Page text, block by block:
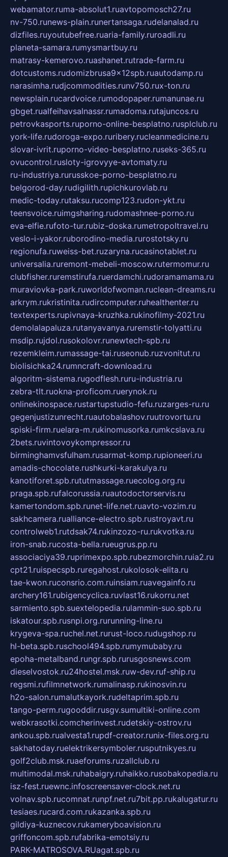
webamator.ruma-absolut1.ruavtopomosch27.ru
nv-750.runews-plain.runertansaga.rudelanalad.ru
dizfiles.ruyoutubefree.ruaria-family.ruroadli.ru
planeta-samara.rumysmartbuy.ru
matrasy-kemerovo.ruashanet.rutrade-farm.ru
dotcustoms.rudomizbrusa9x12spb.ruautodamp.ru
narasimha.rudjcommodities.runv750.rux-ton.ru
newsplain.rucardvoice.rumodopaper.rumanunae.ru
gbget.rualfeihavsalnassr.rumadoma.rutajuncos.ru
petrovkasports.ruporno-online-besplatno.rusplclub.ru
york-life.rudoroga-expo.ruribery.rucleanmedicine.ru
slovar-ivrit.ruporno-video-besplatno.ruseks-365.ru
ovucontrol.rusloty-igrovyye-avtomaty.ru
ru-industriya.rurusskoe-porno-besplatno.ru
belgorod-day.rudigilith.rupichkurovlab.ru
medic-today.rutaksu.rucomp123.rudon-ykt.ru
teensvoice.ruimgsharing.rudomashnee-porno.ru
eva-elfie.rufoto-tur.rubiz-doska.rumetropoltravel.ru
veslo-i-yakor.ruborodino-media.rurostotsky.ru
regionufa.ruweiss-bet.ruzaryna.rucasinotablet.ru
universalia.ruremont-mebeli-moscow.rutermomur.ru
clubfisher.ruremstirufa.ruerdamchi.rudoramamama.ru
muraviovka-park.ruworldofwoman.ruclean-dreams.ru
arkrym.rukristinita.rudircomputer.ruhealthenter.ru
textexperts.rupivnaya-kruzhka.rukinofilmy-2021.ru
demolalapaluza.rutanyavanya.ruremstir-tolyatti.ru
msdip.rujdol.rusokolovr.runewtech-spb.ru
rezemkleim.rumassage-tai.ruseonub.ruzvonitut.ru
biolisichka24.rumncraft-download.ru
algoritm-sistema.rugodflesh.ruru-industria.ru
zebra-tlt.ruokna-proficom.ruerynok.ru
onlinekinospace.rustartupstudio-fefu.ruzarges-ru.ru
gegenjustizunrecht.ruautobalashov.ruutrovortu.ru
spiski-firm.ruelara-m.rukinomusorka.rumkcslava.ru
2bets.ruvintovoykompressor.ru
birminghamvsfulham.rusarmat-komp.rupioneeri.ru
amadis-chocolate.rushkurki-karakulya.ru
kanotiforet.spb.rututmassage.ruecolog.org.ru
praga.spb.rufalcorussia.ruautodoctorservis.ru
kamertondom.spb.runet-life.net.ruavto-vozim.ru
sakhcamera.rualliance-electro.spb.rustroyavt.ru
controlweb1.rutdsak74.rukinzozo-ru.rukvotka.ru
iron-snab.rucosta-bella.rueugrus.pp.ru
associaciya39.ruprimexpo.spb.rubezmorchin.ruia2.ru
cpt21.ruispecspb.ruregahost.rukolosok-elita.ru
tae-kwon.ruconsrio.com.ruinsiam.ruavegainfo.ru
archery161.rubigencyclica.ruvlast16.rukorru.net
sarmiento.spb.suextelopedia.rulammin-suo.spb.ru
iskatour.spb.rusnpi.org.rurunning-line.ru
krygeva-spa.ruchel.net.rurust-loco.rudugshop.ru
hl-beta.spb.ruschool494.spb.rumymubaby.ru
epoha-metalband.rungr.spb.rurusgosnews.com
dieselvostok.ru24hostel.msk.ruw-dev.ruf-ship.ru
regsmi.rufilmnetwork.rumalinasp.rukinosvin.ru
h2o-salon.rumalutkayork.rudeltaprim.spb.ru
tango-perm.rugooddir.rusgv.sumultiki-online.com
webkrasotki.comcherinvest.rudetskiy-ostrov.ru
ankou.spb.rualvesta1.rupdf-creator.runix-files.org.ru
sakhatoday.ruelektrikersymboler.rusputnikyes.ru
golf2club.msk.ruaeforums.ruzallclub.ru
multimodal.msk.ruhabaigry.ruhaikko.rusobakopedia.ru
isz-fest.ruewnc.infoscreensaver-clock.net.ru
volnav.spb.rucomnat.runpf.net.ru7bit.pp.rukalugatur.ru
tesiaes.rucard.com.rukazanka.spb.ru
gildiya-kuznecov.rukameryboavision.ru
griffoncom.spb.rufabrika-emotsiy.ru
PARK-MATROSOVA.RUagat.spb.ru